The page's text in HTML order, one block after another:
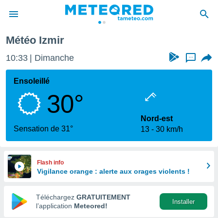
de
Météo Izmir
10:33 Dimanche ...
Ensoleillé
30°
Sensation de 31°
Nord-est
13
30 km/h
Flash info
Vigilance orange : alerte aux orages violents !
Téléchargez GRATUITEMENT
l’application Meteored!
Installer